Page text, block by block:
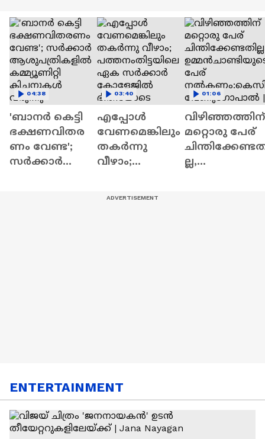
'ബാനർ കെട്ടി
ഭക്ഷണവിതര
ണം വേണ്ട';
സർക്കാർ
04:38
എപ്പോൾ
വേണമെങ്കിലും
തകർന്നു
വീഴാം;
03:40
വിഴിഞ്ഞത്തിന്
മറ്റൊരു പേര്
ല്ല,
01:06
ENTERTAINMENT